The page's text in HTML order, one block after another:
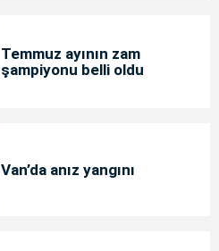
Temmuz ayının zam
şampiyonu belli oldu
Van’da anız yangını